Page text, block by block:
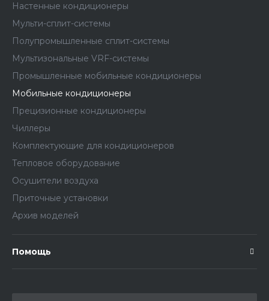
Настенные кондиционеры
Мульти-сплит-системы
Полупромышленные сплит-системы
Мультизональные VRF-системы
Промышленные мобильные кондиционеры
Мобильные кондиционеры
Прецизионные кондиционеры
Чиллеры
Комплектующие для кондиционеров
Тепловое оборудование
Осушители воздуха
Приточные установки
Архив моделей
Помощь